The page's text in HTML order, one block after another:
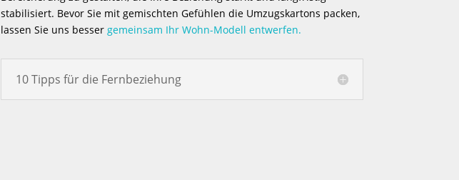
stabilisiert. Bevor Sie mit gemischten Gefühlen die Umzugskartons packen,
lassen Sie uns besser gemeinsam Ihr Wohn-Modell entwerfen.
10 Tipps für die Fernbeziehung